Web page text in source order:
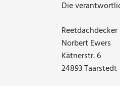
Die
Reetdachdecker
Norbert Ewers
Kätnerstr. 6
24893 Taarstedt